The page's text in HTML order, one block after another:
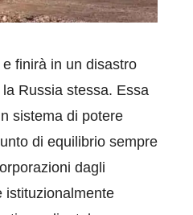
finirà in un disastro
Russia stessa. Essa
sistema di potere
di equilibrio sempre
dagli
istituzionalmente